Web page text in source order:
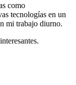
como
tecnologías en un
mi trabajo diurno.